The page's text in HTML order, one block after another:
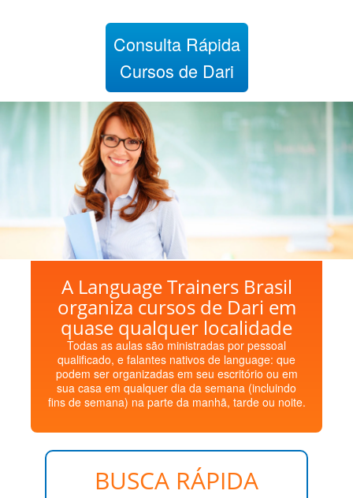
Consulta Rápida
Cursos de Dari
A Language Trainers Brasil
organiza cursos de Dari em
quase qualquer localidade
Todas as aulas são ministradas por pessoal
qualificado, e falantes nativos de language: que
podem ser organizadas em seu escritório ou em
sua casa em qualquer dia da semana (incluindo
fins de semana) na parte da manhã, tarde ou noite.
BUSCA RÁPIDA